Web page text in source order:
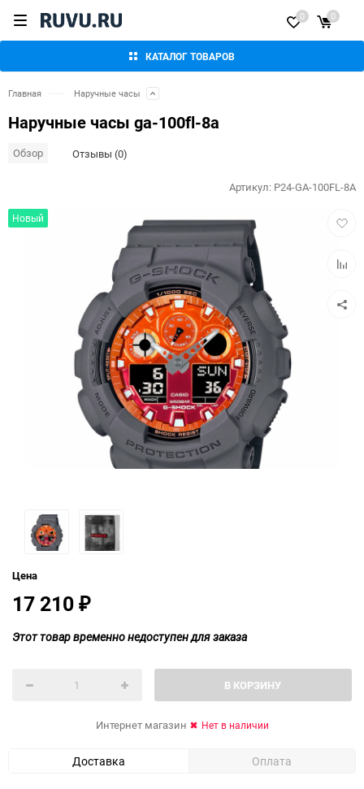
КАТАЛОГ ТОВАРОВ
0 0
Главная Наручные часы
Наручные часы ga-100fl-8a
Обзор Отзывы (0)
Новый
Артикул: P24-GA-100FL-8A
Цена
17 210 ₽
Этот товар временно недоступен для заказа
В КОРЗИНУ
Интернет магазин Нет в наличии
Доставка Оплата